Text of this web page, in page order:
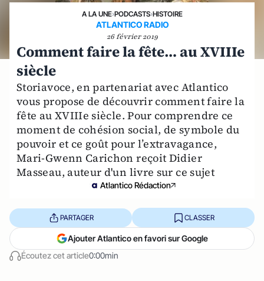
A LA UNE›PODCASTS›HISTOIRE
ATLANTICO RADIO
26 février 2019
Comment faire la fête… au XVIIIe
siècle
Storiavoce, en partenariat avec Atlantico
vous propose de découvrir comment faire la
fête au XVIIIe siècle. Pour comprendre ce
moment de cohésion social, de symbole du
pouvoir et ce goût pour l’extravagance,
Mari-Gwenn Carichon reçoit Didier
Masseau, auteur d'un livre sur ce sujet
Atlantico Rédaction
Écoutez cet article0:00min
PARTAGER CLASSER
Ajouter Atlantico en favori sur Google